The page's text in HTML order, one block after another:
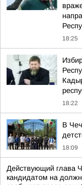
18:25
18:22
В
18:09
Действующий глава
кандидатом на